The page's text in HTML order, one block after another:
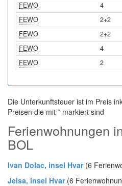
FEWO 4
FEWO 2+2
FEWO 2+2
FEWO 4
FEWO 2
Die Unterkunftsteuer ist im Preis
Preisen die mit * markiert sind
Ferienwohnungen
BOL
Ivan Dolac, insel Hvar(6
Jelsa, insel Hvar(6